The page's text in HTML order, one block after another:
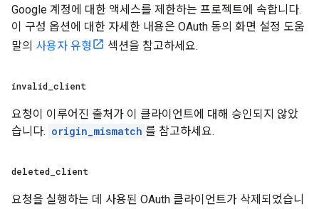
Google 계정에 대한 액세스를 제한하는 프로젝트에 속합니다.
이 구성 옵션에 대한 자세한 내용은 OAuth 동의 화면 설정 도움
말의 사용자 유형 섹션을 참고하세요.
invalid client
요청이 이루어진 출처가 이 클라이언트에 대해 승인되지 않았
습니다. origin_mismatch 를 참고하세요.
deleted client
요청을 실행하는 데 사용된 OAuth 클라이언트가 삭제되었습니